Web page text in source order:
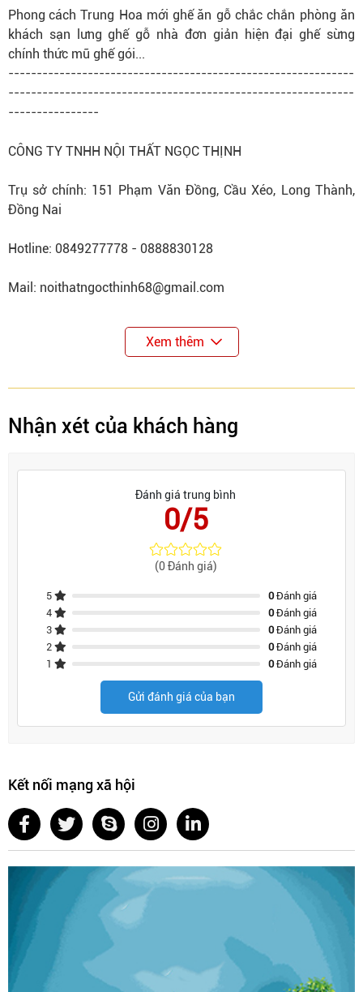
Phong cách Trung Hoa mớighế ăn gỗ chắc chắn phòng ăn
khách sạn lưng ghế gỗ nhà đơn giản hiện đại ghế sừng
chính thức mũ ghế gói...
-------------------------------------------------------------
-------------------------------------------------------------
----------------
CÔNG TY TNHH NỘI THẤT NGỌC THỊNH
Trụ sở chính: 151 Phạm Văn Đồng, Cầu Xéo, Long Thành,
Đồng Nai
Hotline: 0849277778 - 0888830128
Mail: noithatngocthinh68@gmail.com
Xem thêm
Nhận xét của khách hàng
Đánh giá trung bình
0/5
(0 Đánh giá)
5 0Đánh giá
4
0Đánh giá
3
0Đánh giá
2
0Đánh giá
1
0Đánh giá
Gửi đánh giá của bạn
Kết nối mạng xã hội